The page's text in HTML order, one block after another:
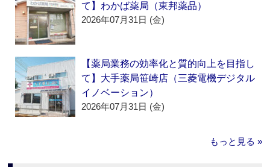
て】わかば薬局（東邦薬品）
2026年07月31日 (金)
【薬局業務の効率化と質的向上を目指し
て】大手薬局笹崎店（三菱電機デジタル
イノベーション）
2026年07月31日 (金)
もっと見る »